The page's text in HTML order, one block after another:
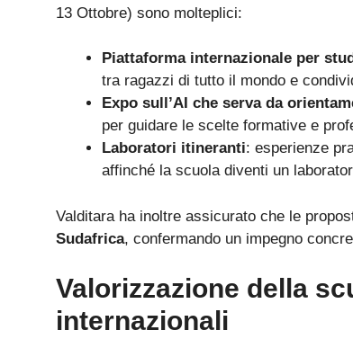
13 Ottobre) sono molteplici:
Piattaforma internazionale per
tra ragazzi di tutto il mondo e
Expo sull’AI che serva da
per guidare le scelte formative e
Laboratori itineranti: esperienze
affinché la scuola diventi un
Valditara ha inoltre assicurato che le
Sudafrica, confermando un impegno
Valorizzazione della
internazionali